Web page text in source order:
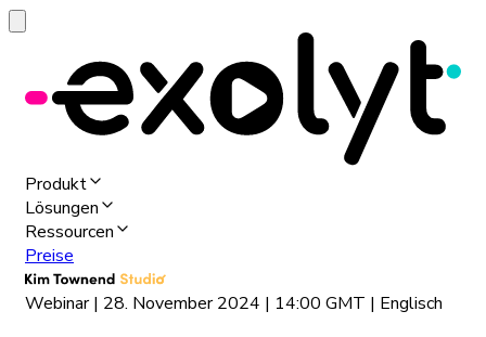
Produkt
Lösungen
Ressourcen
Preise
Webinar | 28. November 2024 | 14:00 GMT | Englisch